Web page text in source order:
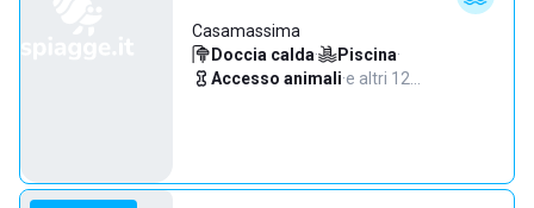
Casamassima
Doccia calda· Piscina·
Accesso animali·e altri 12…